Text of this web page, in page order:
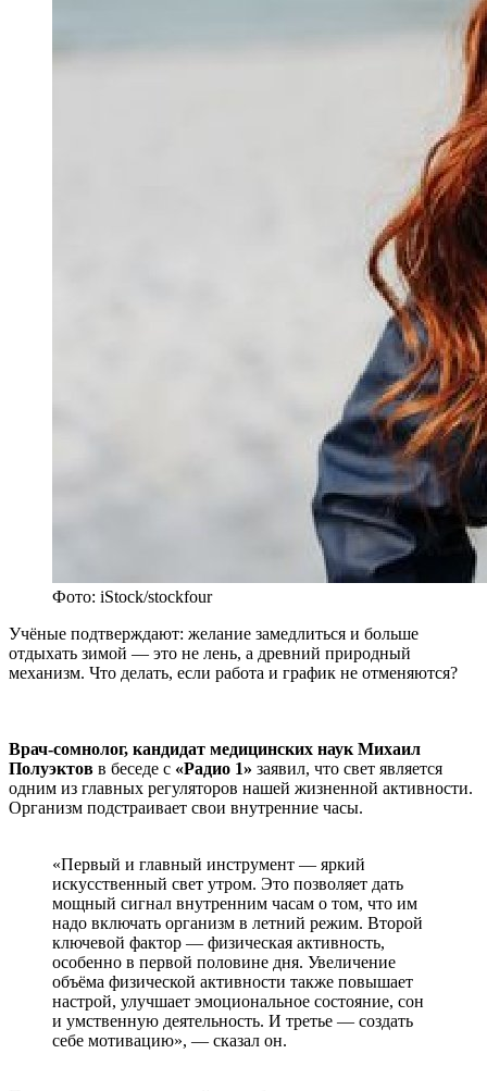
Фото: iStock/stockfour
Учёные подтверждают: желание замедлиться и больше
отдыхать зимой — это не лень, а древний природный
механизм. Что делать, если работа и график не отменяются?
Врач-сомнолог, кандидат медицинских наук Михаил
Полуэктов в беседе с «Радио 1» заявил, что свет является
одним из главных регуляторов нашей жизненной активности.
Организм подстраивает свои внутренние часы.
«Первый и главный инструмент — яркий
искусственный свет утром. Это позволяет дать
мощный сигнал внутренним часам о том, что им
надо включать организм в летний режим. Второй
ключевой фактор — физическая активность,
особенно в первой половине дня. Увеличение
объёма физической активности также повышает
настрой, улучшает эмоциональное состояние, сон
и умственную деятельность. И третье — создать
себе мотивацию», — сказал он.